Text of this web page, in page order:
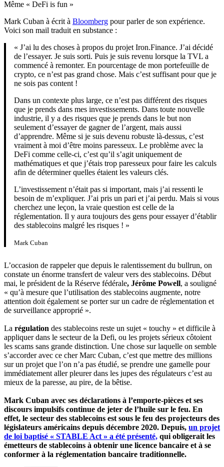
Même « DeFi is fun »
Mark Cuban à écrit à Bloomberg pour parler de son expérience.
Voici son mail traduit en substance :
« J’ai lu des choses à propos du projet Iron.Finance. J’ai décidé
de l’essayer. Je suis sorti. Puis je suis revenu lorsque la TVL a
commencé à remonter. En pourcentage de mon portefeuille de
crypto, ce n’est pas grand chose. Mais c’est suffisant pour que je
ne sois pas content !
Dans un contexte plus large, ce n’est pas différent des risques
que je prends dans mes investissements. Dans toute nouvelle
industrie, il y a des risques que je prends dans le but non
seulement d’essayer de gagner de l’argent, mais aussi
d’apprendre. Même si je suis devenu robuste là-dessus, c’est
vraiment à moi d’être moins paresseux. Le problème avec la
DeFi comme celle-ci, c’est qu’il s’agit uniquement de
mathématiques et que j’étais trop paresseux pour faire les calculs
afin de déterminer quelles étaient les valeurs clés.
L’investissement n’était pas si important, mais j’ai ressenti le
besoin de m’expliquer. J’ai pris un pari et j’ai perdu. Mais si vous
cherchez une leçon, la vraie question est celle de la
réglementation. Il y aura toujours des gens pour essayer d’établir
des stablecoins malgré les risques ! »
Mark Cuban
L’occasion de rappeler que depuis le ralentissement du bullrun, on
constate un énorme transfert de valeur vers des stablecoins. Début
mai, le président de la Réserve fédérale, Jérôme Powell, a souligné
« qu’à mesure que l’utilisation des stablecoins augmente, notre
attention doit également se porter sur un cadre de réglementation et
de surveillance approprié ».
La régulation des stablecoins reste un sujet « touchy » et difficile à
appliquer dans le secteur de la Defi, ou les projets sérieux côtoient
les scams sans grande distinction. Une chose sur laquelle on semble
s’accorder avec ce cher Marc Cuban, c’est que mettre des millions
sur un projet que l’on n’a pas étudié, se prendre une gamelle pour
immédiatement aller pleurer dans les jupes des régulateurs c’est au
mieux de la paresse, au pire, de la bêtise.
Mark Cuban avec ses déclarations à l’emporte-pièces et ses
discours impulsifs continue de jeter de l’huile sur le feu. En
effet, le secteur des stablecoins est sous le feu des projecteurs des
législateurs américains depuis décembre 2020. Depuis, un projet
de loi baptisé « STABLE Act » a été présenté, qui obligerait les
émetteurs de stablecoins à obtenir une licence bancaire et à se
conformer à la réglementation bancaire traditionnelle.